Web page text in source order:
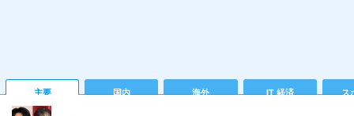
主要 国内 海外 IT 経済 ス